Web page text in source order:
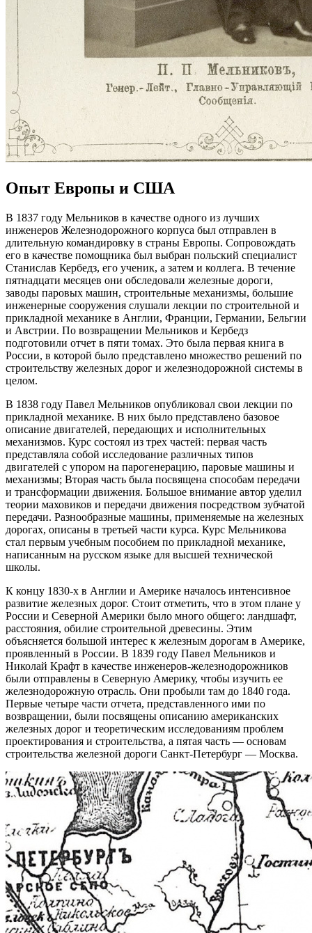
Опыт Европы и США
В 1837 году Мельников в качестве одного из лучших
инженеров Железнодорожного корпуса был отправлен в
длительную командировку в страны Европы. Сопровождать
его в качестве помощника был выбран польский специалист
Станислав Кербедз, его ученик, а затем и коллега. В течение
пятнадцати месяцев они обследовали железные дороги,
заводы паровых машин, строительные механизмы, большие
инженерные сооружения слушали лекции по строительной и
прикладной механике в Англии, Франции, Германии, Бельгии
и Австрии. По возвращении Мельников и Кербедз
подготовили отчет в пяти томах. Это была первая книга в
России, в которой было представлено множество решений по
строительству железных дорог и железнодорожной системы в
целом.
В 1838 году Павел Мельников опубликовал свои лекции по
прикладной механике. В них было представлено базовое
описание двигателей, передающих и исполнительных
механизмов. Курс состоял из трех частей: первая часть
представляла собой исследование различных типов
двигателей с упором на парогенерацию, паровые машины и
механизмы; Вторая часть была посвящена способам передачи
и трансформации движения. Большое внимание автор уделил
теории маховиков и передачи движения посредством зубчатой
передачи. Разнообразные машины, применяемые на железных
дорогах, описаны в третьей части курса. Курс Мельникова
стал первым учебным пособием по прикладной механике,
написанным на русском языке для высшей технической
школы.
К концу 1830-х в Англии и Америке началось интенсивное
развитие железных дорог. Стоит отметить, что в этом плане у
России и Северной Америки было много общего: ландшафт,
расстояния, обилие строительной древесины. Этим
объясняется большой интерес к железным дорогам в Америке,
проявленный в России. В 1839 году Павел Мельников и
Николай Крафт в качестве инженеров-железнодорожников
были отправлены в Северную Америку, чтобы изучить ее
железнодорожную отрасль. Они пробыли там до 1840 года.
Первые четыре части отчета, представленного ими по
возвращении, были посвящены описанию американских
железных дорог и теоретическим исследованиям проблем
проектирования и строительства, а пятая часть — основам
строительства железной дороги Санкт-Петербург — Москва.